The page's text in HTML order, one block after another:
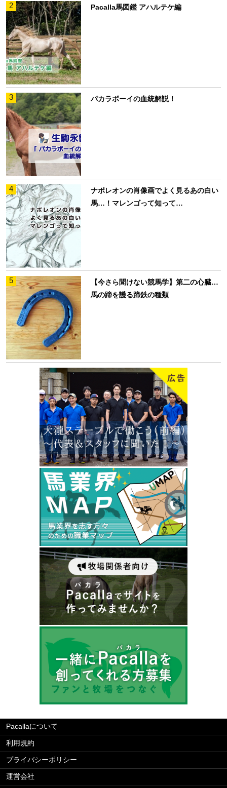
2 Pacalla馬図鑑 アハルテケ編
3 パカラボーイの血統解説！
4
ナポレオンの肖像画でよく見るあの白い
馬…！マレンゴって知って…
5
【今さら聞けない競馬学】第二の心臓…
馬の蹄を護る蹄鉄の種類
Pacallaについて
利用規約
プライバシーポリシー
運営会社